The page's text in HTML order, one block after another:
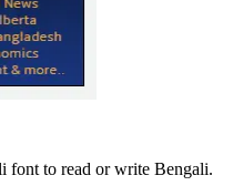
font to read or write Bengali.